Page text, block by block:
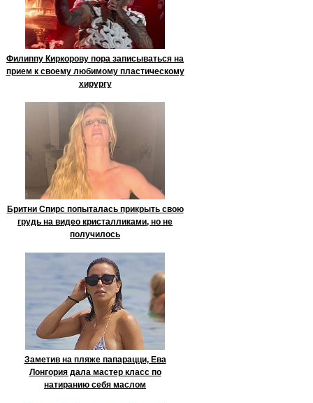
Филиппу Киркорову пора записываться на
прием к своему любимому пластическому
хирургу
Бритни Спирс попыталась прикрыть свою
грудь на видео кристалликами, но не
получилось
Заметив на пляже папарацци, Ева
Лонгория дала мастер класс по
натиранию себя маслом